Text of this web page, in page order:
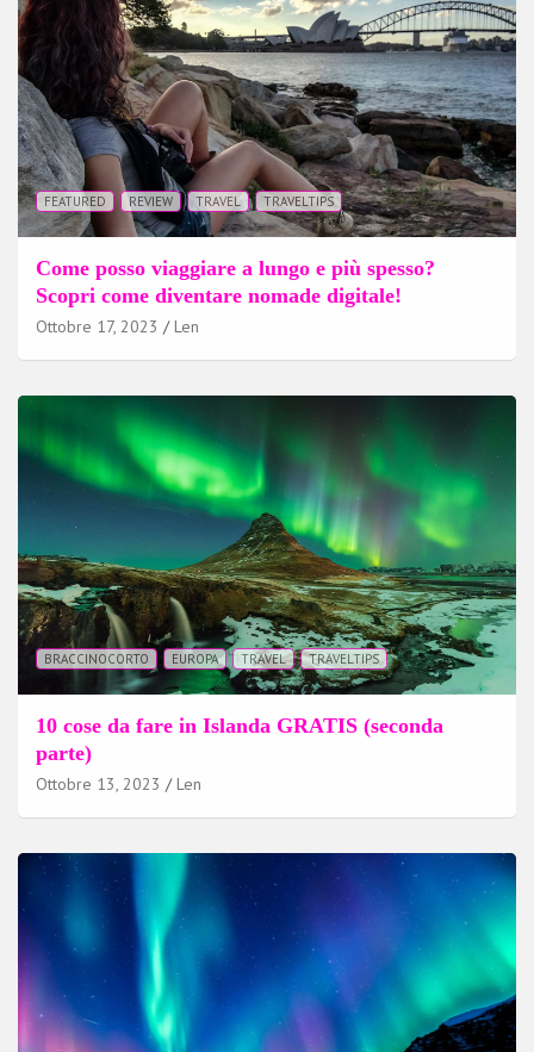
FEATURED REVIEW TRAVEL TRAVELTIPS
Come posso viaggiare a lungo e più spesso?
Scopri come diventare nomade digitale!
Ottobre 17, 2023 Len
BRACCINOCORTO EUROPA TRAVEL TRAVELTIPS
10 cose da fare in Islanda GRATIS (seconda
parte)
Ottobre 13, 2023 Len